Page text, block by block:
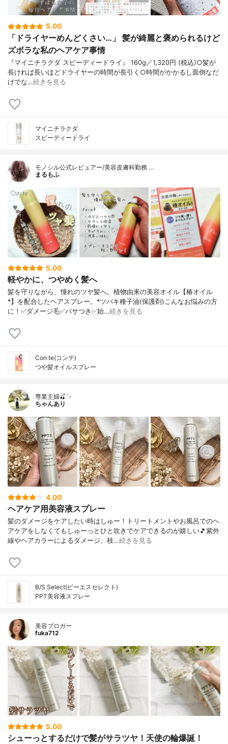
5.00
「ドライヤーめんどくさい…」 髪が綺麗と褒められるけど
ズボラな私のヘアケア事情
『マイニチラクダ スピーディードライ』 160g／1,320円 (税込)○髪が
長ければ長いほどドライヤーの時間が長引く○時間がかかるし面倒なだ
けでな…続きを見る
マイニチラクダ
スピーディードライ
モノシル公式レビュアー/美容皮膚科勤務 …
まるもふ
5.00
軽やかに、つやめく髪へ
髪を守りながら、憧れのツヤ髪へ。植物由来の美容オイル【椿オイル
*】を配合したヘアスプレー。*ツバキ種子油(保護剤)こんなお悩みの方
に！✅ダメージ毛✅パサつき✅始…続きを見る
Con te(コンテ)
つや髪オイルスプレー
専業主婦🍒´-
ちゃんあり
4.00
ヘアケア用美容液スプレー
髪のダメージをケアしたい時はしゅー！トリートメントやお風呂でのヘ
アケアをしなくてもしゅーっとひと吹きでケアできるのが嬉しい🎵紫外
線やヘアカラーによるダメージ、枝…続きを見る
B/S Select(ビーエスセレクト)
PPT美容液スプレー
美容ブロガー
fuka712
5.00
シューっとするだけで髪がサラツヤ！天使の輪爆誕！